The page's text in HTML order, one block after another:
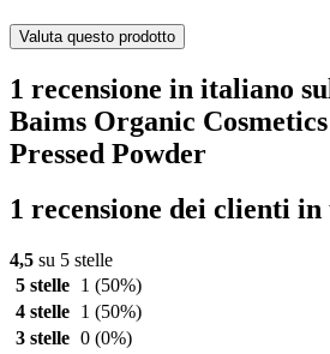
Valuta questo prodotto
1 recensione in italiano
Baims Organic
Pressed Powder
1 recensione dei clienti
4,5 su 5 stelle
5 stelle
1 (50%)
4 stelle
1 (50%)
3 stelle 0 (0%)